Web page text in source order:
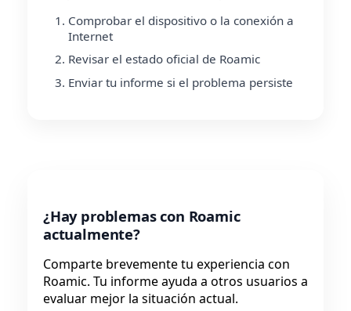
Comprobar el dispositivo o la conexión a
Internet
Revisar el estado oficial de Roamic
Enviar tu informe si el problema persiste
¿Hay problemas con Roamic
actualmente?
Comparte brevemente tu experiencia con
Roamic. Tu informe ayuda a otros usuarios a
evaluar mejor la situación actual.